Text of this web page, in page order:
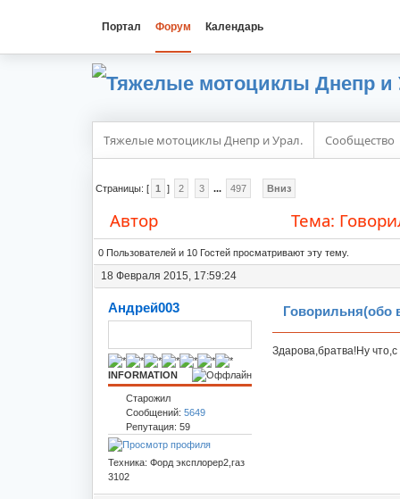
Портал Форум Календарь
Тяжелые мотоциклы Днепр и Урал. Сообщество
Страницы: [ 1 ] 2 3 ... 497 Вниз
Автор
Тема:
1427338 раз)
0 Пользователей и 10 Гостей просматривают эту тему.
18 Февраля 2015, 17:59:24
Андрей003
INFORMATION
Старожил
Сообщений: 5649
Репутация: 59
Техника: Форд эксплорер2,газ
3102
Говорильня(обо
Здарова,братва!Ну